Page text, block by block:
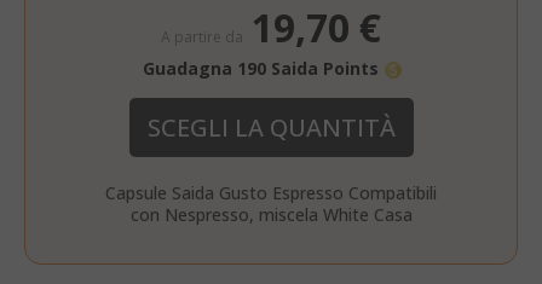
A partire da 19,70 €
Guadagna 190 Saida Points
SCEGLI LA QUANTITÀ
Capsule Saida Gusto Espresso Compatibili
con Nespresso, miscela White Casa